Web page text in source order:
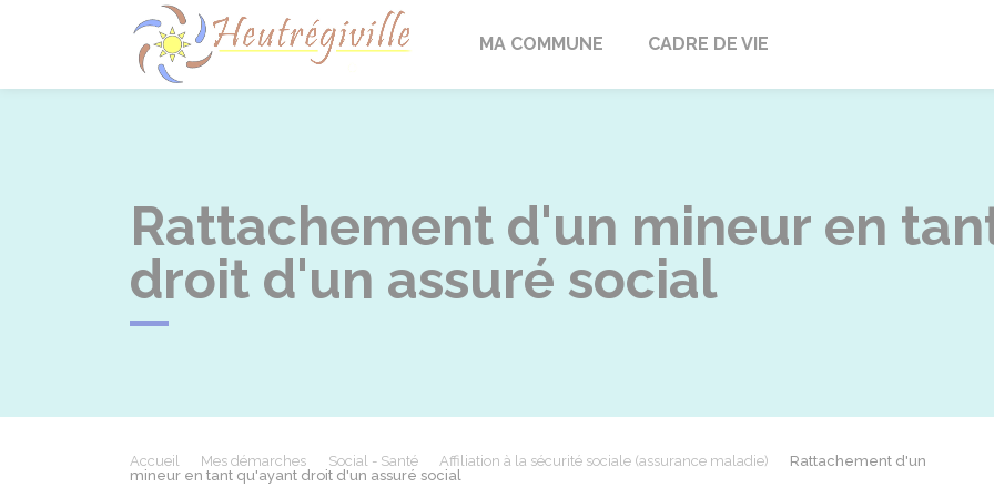
Heutrégiville
MA COMMUNE CADRE DE VIE
Rattachement d'un mineur en
droit d'un assuré social
Accueil Mes démarches Social - Santé Affiliation à la sécurité sociale (assurance maladie)
Rattachement d'un
mineur en tant qu'ayant droit d'un assuré social